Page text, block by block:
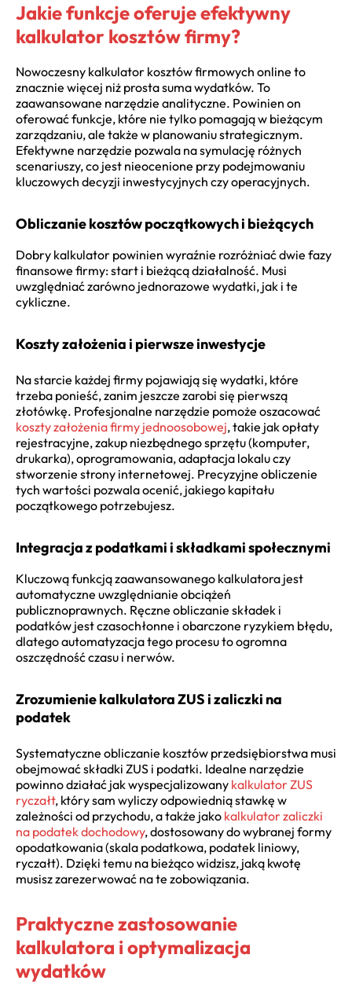
Jakie funkcje oferuje efektywny
kalkulator kosztów firmy?
Nowoczesny kalkulator kosztów firmowych online to
znacznie więcej niż prosta suma wydatków. To
zaawansowane narzędzie analityczne. Powinien on
oferować funkcje, które nie tylko pomagają w bieżącym
zarządzaniu, ale także w planowaniu strategicznym.
Efektywne narzędzie pozwala na symulację różnych
scenariuszy, co jest nieocenione przy podejmowaniu
kluczowych decyzji inwestycyjnych czy operacyjnych.
Obliczanie kosztów początkowych i bieżących
Dobry kalkulator powinien wyraźnie rozróżniać dwie fazy
finansowe firmy: start i bieżącą działalność. Musi
uwzględniać zarówno jednorazowe wydatki, jak i te
cykliczne.
Koszty założenia i pierwsze inwestycje
Na starcie każdej firmy pojawiają się wydatki, które
trzeba ponieść, zanim jeszcze zarobi się pierwszą
złotówkę. Profesjonalne narzędzie pomoże oszacować
koszty założenia firmy jednoosobowej, takie jak opłaty
rejestracyjne, zakup niezbędnego sprzętu (komputer,
drukarka), oprogramowania, adaptacja lokalu czy
stworzenie strony internetowej. Precyzyjne obliczenie
tych wartości pozwala ocenić, jakiego kapitału
początkowego potrzebujesz.
Integracja z podatkami i składkami społecznymi
Kluczową funkcją zaawansowanego kalkulatora jest
automatyczne uwzględnianie obciążeń
publicznoprawnych. Ręczne obliczanie składek i
podatków jest czasochłonne i obarczone ryzykiem błędu,
dlatego automatyzacja tego procesu to ogromna
oszczędność czasu i nerwów.
Zrozumienie kalkulatora ZUS i zaliczki na
podatek
Systematyczne obliczanie kosztów przedsiębiorstwa musi
obejmować składki ZUS i podatki. Idealne narzędzie
powinno działać jak wyspecjalizowany kalkulator ZUS
ryczałt, który sam wyliczy odpowiednią stawkę w
zależności od przychodu, a także jako kalkulator zaliczki
na podatek dochodowy, dostosowany do wybranej formy
opodatkowania (skala podatkowa, podatek liniowy,
ryczałt). Dzięki temu na bieżąco widzisz, jaką kwotę
musisz zarezerwować na te zobowiązania.
Praktyczne zastosowanie
kalkulatora i optymalizacja
wydatków